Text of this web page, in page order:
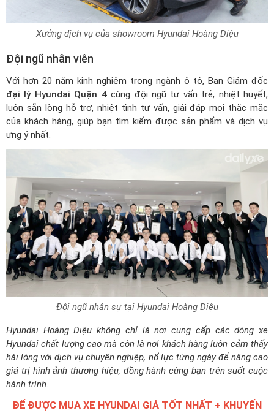
Xưởng dịch vụ của showroom Hyundai Hoàng Diệu
Đội ngũ nhân viên
Với hơn 20 năm kinh nghiệm trong ngành ô tô, Ban Giám đốc
đại lý Hyundai Quận 4cùng đội ngũ tư vấn trẻ, nhiệt huyết,
luôn sẵn lòng hỗ trợ, nhiệt tình tư vấn, giải đáp mọi thắc mắc
của khách hàng, giúp bạn tìm kiếm được sản phẩm và dịch vụ
ưng ý nhất.
Đội ngũ nhân sự tại Hyundai Hoàng Diệu
Hyundai Hoàng Diệu không chỉ là nơi cung cấp các dòng xe
Hyundai chất lượng cao mà còn là nơi khách hàng luôn cảm thấy
hài lòng với dịch vụ chuyên nghiệp, nổ lực từng ngày để nâng cao
giá trị hình ảnh thương hiệu, đồng hành cùng bạn trên suốt cuộc
hành trình.
ĐỂ ĐƯỢC MUA XE HYUNDAI GIÁ TỐT NHẤT + KHUYẾN